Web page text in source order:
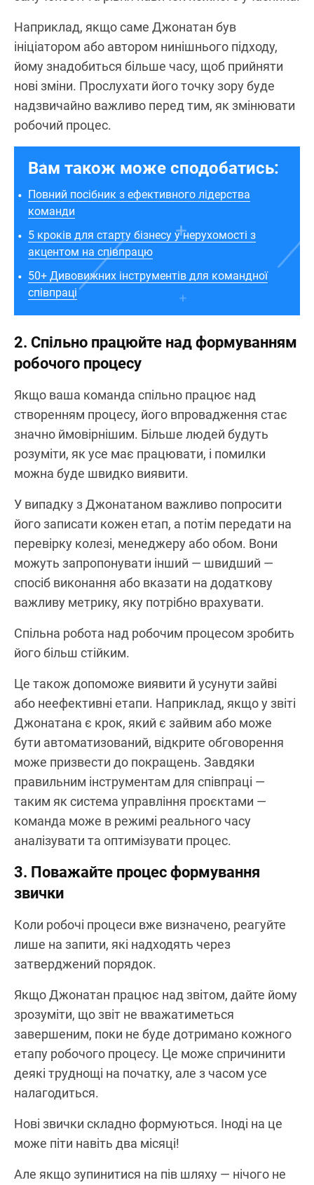
Наприклад, якщо саме Джонатан був
ініціатором або автором нинішнього підходу,
йому знадобиться більше часу, щоб прийняти
нові зміни. Прослухати його точку зору буде
надзвичайно важливо перед тим, як змінювати
робочий процес.
Вам також може сподобатись:
Повний посібник з ефективного лідерства
команди
5 кроків для старту бізнесу у нерухомості з
акцентом на співпрацю
50+ Дивовижних інструментів для командної
співпраці
2. Спільно працюйте над формуванням
робочого процесу
Якщо ваша команда спільно працює над
створенням процесу, його впровадження стає
значно ймовірнішим. Більше людей будуть
розуміти, як усе має працювати, і помилки
можна буде швидко виявити.
У випадку з Джонатаном важливо попросити
його записати кожен етап, а потім передати на
перевірку колезі, менеджеру або обом. Вони
можуть запропонувати інший — швидший —
спосіб виконання або вказати на додаткову
важливу метрику, яку потрібно врахувати.
Спільна робота над робочим процесом зробить
його більш стійким.
Це також допоможе виявити й усунути зайві
або неефективні етапи. Наприклад, якщо у звіті
Джонатана є крок, який є зайвим або може
бути автоматизований, відкрите обговорення
може призвести до покращень. Завдяки
правильним інструментам для співпраці —
таким як система управління проєктами —
команда може в режимі реального часу
аналізувати та оптимізувати процес.
3. Поважайте процес формування
звички
Коли робочі процеси вже визначено, реагуйте
лише на запити, які надходять через
затверджений порядок.
Якщо Джонатан працює над звітом, дайте йому
зрозуміти, що звіт не вважатиметься
завершеним, поки не буде дотримано кожного
етапу робочого процесу. Це може спричинити
деякі труднощі на початку, але з часом усе
налагодиться.
Нові звички складно формуються. Іноді на це
може піти навіть два місяці!
Але якщо зупинитися на пів шляху — нічого не